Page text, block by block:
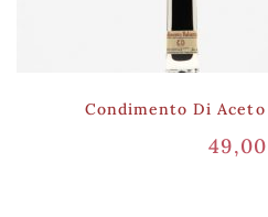
Condimento Di Aceto
49,00